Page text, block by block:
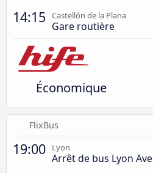
14:15 Castellón de la Plana
Gare routière
Économique
FlixBus
19:00 Lyon
Arrêt de bus Lyon